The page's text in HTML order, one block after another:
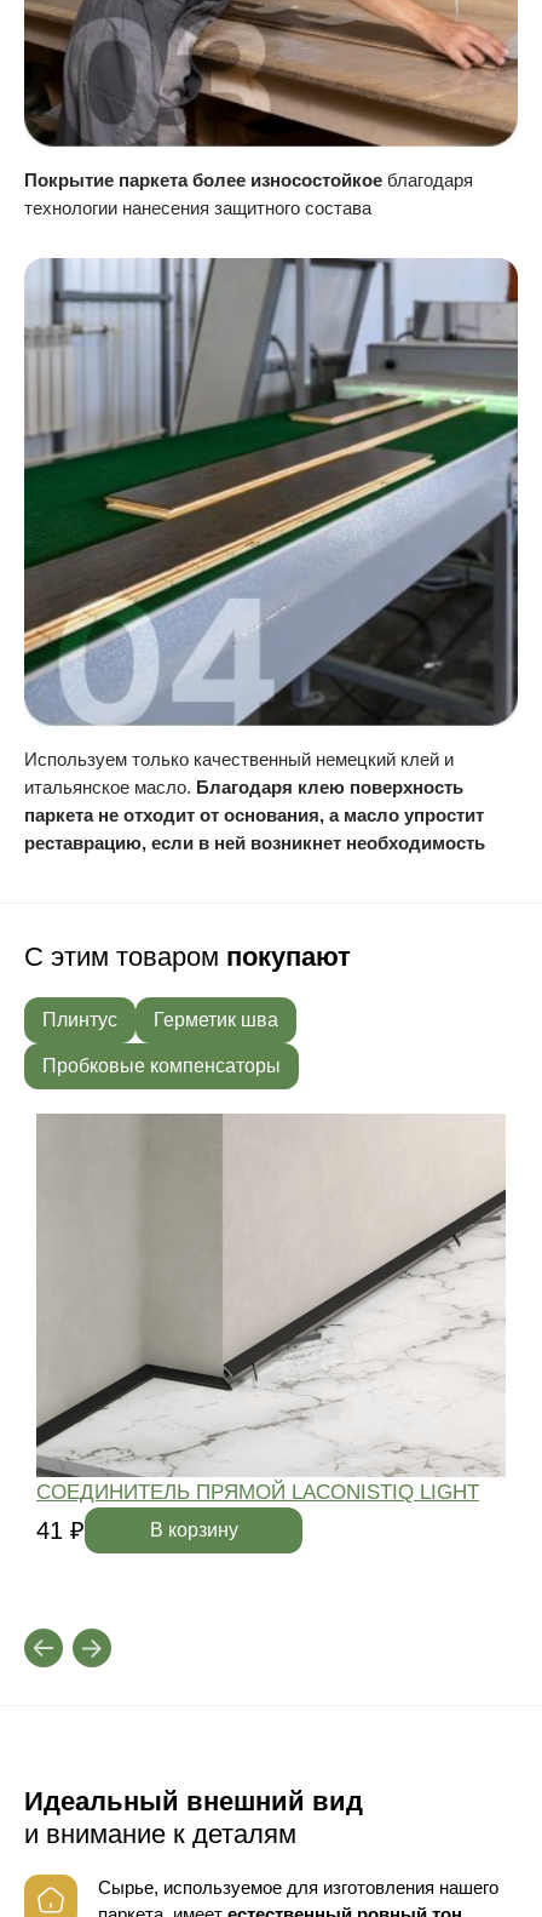
Покрытие паркета более износостойкое благодаря
технологии нанесения защитного состава
Используем только качественный немецкий клей и
итальянское масло. Благодаря клею поверхность
паркета не отходит от основания, а масло упростит
реставрацию, если в ней возникнет необходимость
С этим товаром покупают
Плинтус Герметик шва
Пробковые компенсаторы
СОЕДИНИТЕЛЬ ПРЯМОЙ LACONISTIQ LIGHT
41 ₽ В корзину
Идеальный внешний вид
и внимание к деталям
Сырье, используемое для изготовления нашего